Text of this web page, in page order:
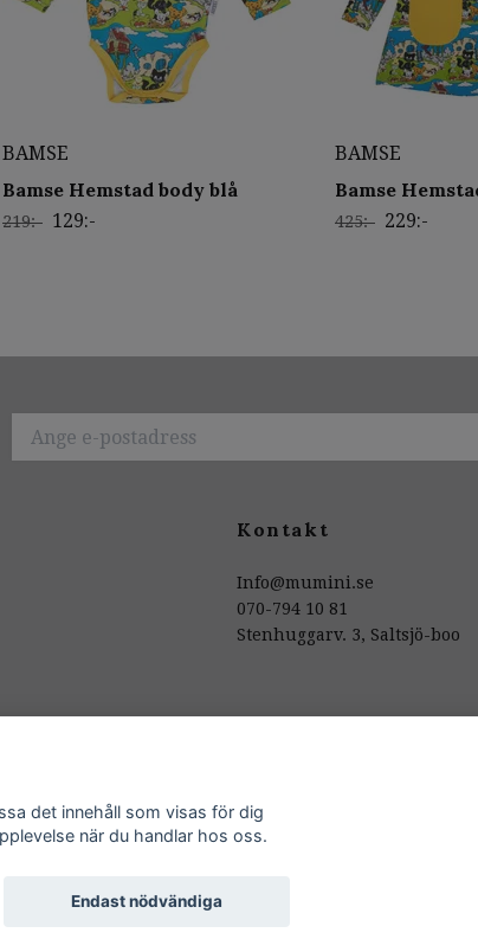
BAMSE
Bamse Hemstad body blå
219:- 129:-
BAMSE
Bamse
425:- 229:-
Kontakt
Info@mumini.se
070-794 10 81
Stenhuggarv. 3, Saltsjö-boo
det innehåll som visas för dig
när du handlar hos oss.
Endast nödvändiga